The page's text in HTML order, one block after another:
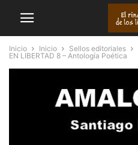
Inicio Inicio Sellos editoriales
EN LIBERTAD 8 – Antología Poética